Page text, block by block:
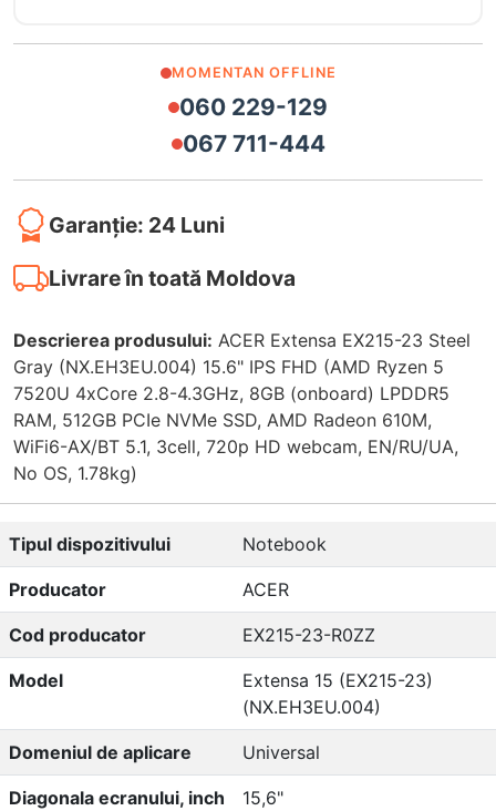
MOMENTAN OFFLINE
060 229-129
067 711-444
Garanție: 24 Luni
Livrare în toată Moldova
Descrierea produsului: ACER Extensa EX215-23 Steel
Gray (NX.EH3EU.004) 15.6" IPS FHD (AMD Ryzen 5
7520U 4xCore 2.8-4.3GHz, 8GB (onboard) LPDDR5
RAM, 512GB PCIe NVMe SSD, AMD Radeon 610M,
WiFi6-AX/BT 5.1, 3cell, 720p HD webcam, EN/RU/UA,
No OS, 1.78kg)
Tipul dispozitivului Notebook
Producator ACER
Cod producator EX215-23-R0ZZ
Model
Extensa 15 (EX215-23)
(NX.EH3EU.004)
Domeniul de aplicare Universal
Diagonala ecranului, inch 15,6"